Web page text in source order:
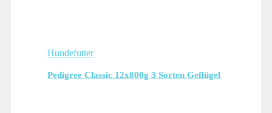
Hundefutter
Pedigree Classic 12x800g 3 Sorten Geflügel